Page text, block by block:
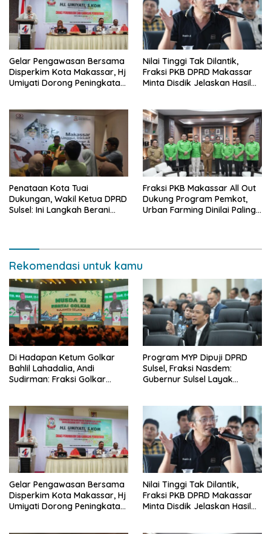
Gelar Pengawasan Bersama
Disperkim Kota Makassar, Hj
Umiyati Dorong Peningkatan
Nilai Tinggi Tak Dilantik,
Fraksi PKB DPRD Makassar
Minta Disdik Jelaskan Hasil
Penataan Kota Tuai
Dukungan, Wakil Ketua DPRD
Sulsel: Ini Langkah Berani
Fraksi PKB Makassar All Out
Dukung Program Pemkot,
Urban Farming Dinilai Paling
Rekomendasi untuk kamu
Di Hadapan Ketum Golkar
Bahlil Lahadalia, Andi
Sudirman: Fraksi Golkar
Program MYP Dipuji DPRD
Sulsel, Fraksi Nasdem:
Gubernur Sulsel Layak
Gelar Pengawasan Bersama
Disperkim Kota Makassar, Hj
Umiyati Dorong Peningkatan
Nilai Tinggi Tak Dilantik,
Fraksi PKB DPRD Makassar
Minta Disdik Jelaskan Hasil